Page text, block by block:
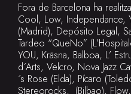
Fora de Barcelona ha
Cool, Low, Independance,
(Madrid), Depósito Legal,
Tardeo “QueNo”
YOU, Kräsna, Balboa, L’
d´Arts, Velcro, Nova Jazz
´s Rose (Elda), Pícaro
Stereorocks, (Bilbao),